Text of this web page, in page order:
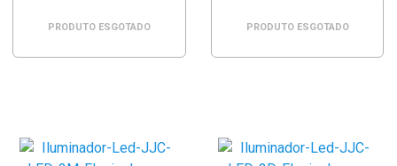
PRODUTO ESGOTADO PRODUTO ESGOTADO